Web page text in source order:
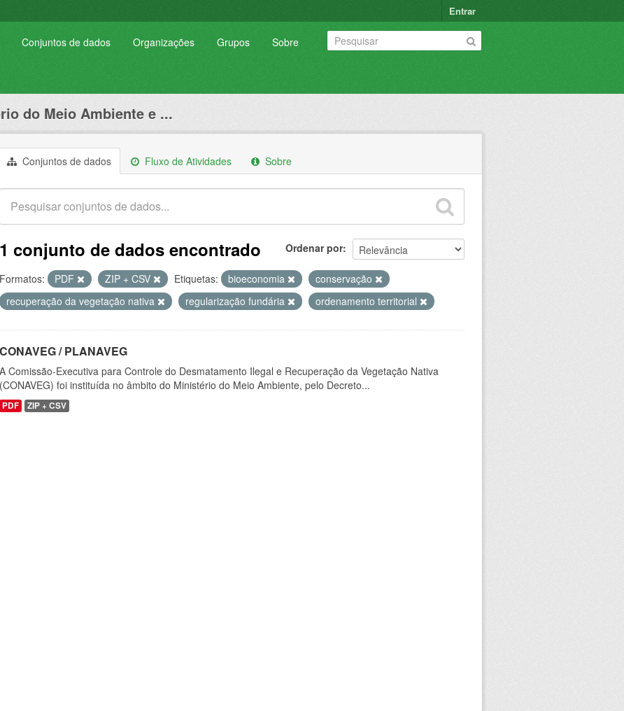
Entrar
Conjuntos de dados Organizações Grupos Sobre
do Meio Ambiente e ...
Conjuntos de dados Fluxo de Atividades Sobre
Ordenar por
1 conjunto de dados encontrado
Formatos: PDF ZIP + CSV Etiquetas: bioeconomia
conservação
recuperação da vegetação nativa
regularização fundária ordenamento territorial
CONAVEG / PLANAVEG
A Comissão-Executiva para Controle do Desmatamento Ilegal e Recuperação da Vegetação Nativa
(CONAVEG) foi instituída no âmbito do Ministério do Meio Ambiente, pelo Decreto...
PDF ZIP + CSV